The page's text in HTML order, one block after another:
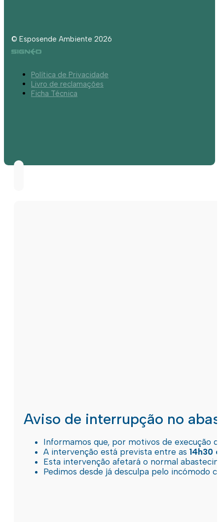
© Esposende Ambiente 2026
Política de Privacidade
Livro de reclamações
Ficha Técnica
Aviso de interrupção no
Informamos que, por motivos de execução
A intervenção está prevista entre as 14h30
Esta intervenção afetará o normal
Pedimos desde já desculpa pelo incómodo